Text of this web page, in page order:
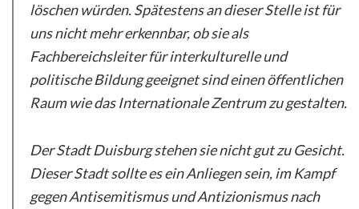
löschen würden. Spätestens an dieser Stelle ist für
uns nicht mehr erkennbar, ob sie als
Fachbereichsleiter für interkulturelle und
politische Bildung geeignet sind einen öffentlichen
Raum wie das Internationale Zentrum zu gestalten.
Der Stadt Duisburg stehen sie nicht gut zu Gesicht.
Dieser Stadt sollte es ein Anliegen sein, im Kampf
gegen Antisemitismus und Antizionismus nach